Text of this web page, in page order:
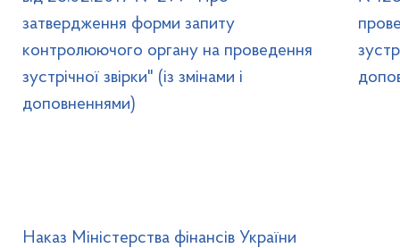
затвердження форми запиту
контролюючого органу на проведення
зустрічної звірки" (із змінами і
доповненнями)
Наказ Міністерства фінансів України